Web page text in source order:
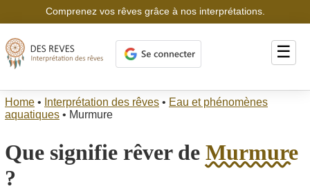
Comprenez vos rêves grâce à nos interprétations.
☰
Home • Interprétation des rêves • Eau et phénomènes
aquatiques • Murmure
Que signifie rêver de Murmure
?